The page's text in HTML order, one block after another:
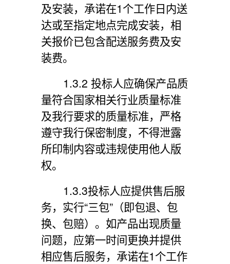
及安装，承诺在1个工作日内送
达或至指定地点完成安装，相
关报价已包含配送服务费及安
装费。
1.3.2 投标人应确保产品质
量符合国家相关行业质量标准
及我行要求的质量标准，严格
遵守我行保密制度，不得泄露
所印制内容或违规使用他人版
权。
1.3.3投标人应提供售后服
务，实行“三包”（即包退、包
换、包赔）。如产品出现质量
问题，应第一时间更换并提供
相应售后服务，承诺在1个工作